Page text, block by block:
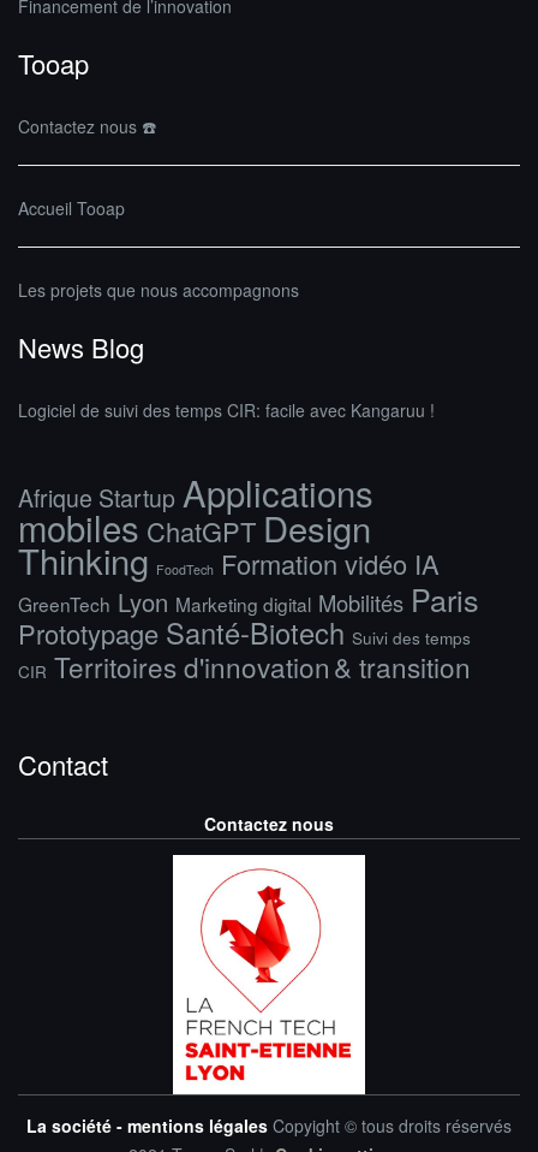
Financement de l’innovation
Tooap
Contactez nous ☎️
Accueil Tooap
Les projets que nous accompagnons
News Blog
Logiciel de suivi des temps CIR: facile avec Kangaruu !
Afrique Startup Applications
mobiles ChatGPT Design
Thinking FoodTech Formation vidéo IA
GreenTech Lyon Marketing digital Mobilités Paris
Prototypage Santé-Biotech Suivi des temps
CIR Territoires d'innovation & transition
Contact
Contactez nous
La société - mentions légales Copyight © tous droits réservés